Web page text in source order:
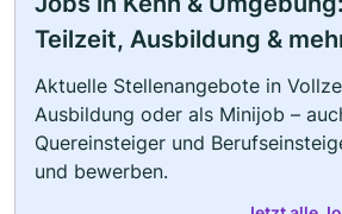
Teilzeit, Ausbildung &
Aktuelle Stellenangebote in
Ausbildung oder als Minijob –
Quereinsteiger und
und bewerben.